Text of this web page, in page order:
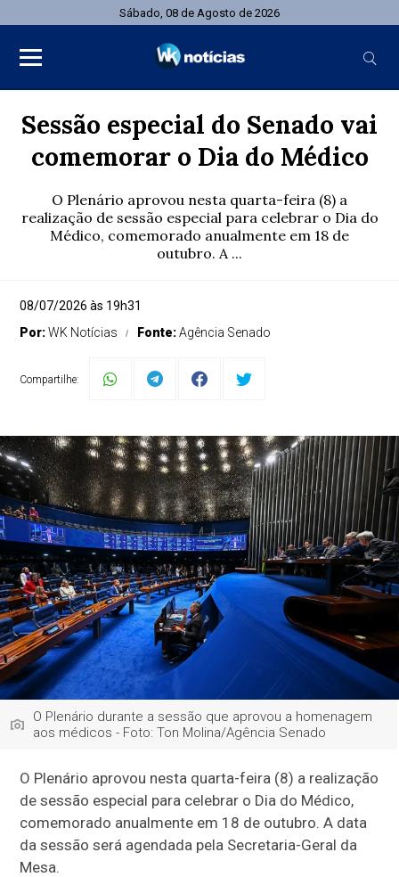
Sábado, 08 de Agosto de 2026
Sessão especial do Senado vai
comemorar o Dia do Médico
O Plenário aprovou nesta quarta-feira (8) a
realização de sessão especial para celebrar o Dia do
Médico, comemorado anualmente em 18 de
outubro. A ...
08/07/2026 às 19h31
Por:WK Notícias Fonte:Agência Senado
Compartilhe:
O Plenário durante a sessão que aprovou a homenagem
aos médicos - Foto: Ton Molina/Agência Senado
O Plenário aprovou nesta quarta-feira (8) a realização
de sessão especial para celebrar o Dia do Médico,
comemorado anualmente em 18 de outubro. A data
da sessão será agendada pela Secretaria-Geral da
Mesa.